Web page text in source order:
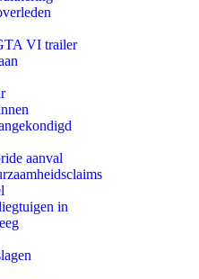
VI trailer
aanval
in